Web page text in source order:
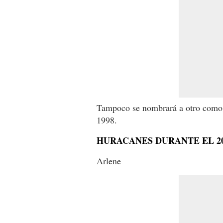
Tampoco se nombrará a otro
1998.
HURACANES DURANTE EL
Arlene